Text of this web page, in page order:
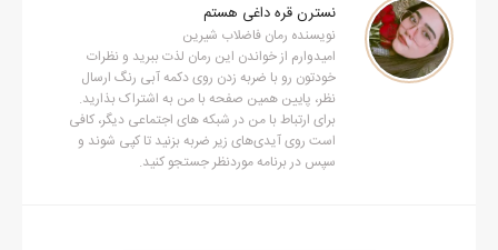
نسترن قره داغی هستم
نویسنده رمان فاضلاب شیرین
امیدوارم از خواندن این رمان لذت ببرید و نظرات
خودتون رو با ضربه زدن روی دکمه آبی رنگ ارسال
نظر، پایین همین صفحه با من به اشتراک بذارید.
برای ارتباط با من در شبکه های اجتماعی دیگر، کافی
است روی آیدی‌های زیر ضربه بزنید تا کپی شوند و
سپس در برنامه موردنظر جستجو کنید.